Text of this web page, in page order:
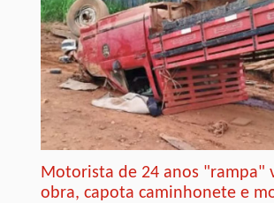
Motorista de 24 anos "rampa"
obra, capota caminhonete e